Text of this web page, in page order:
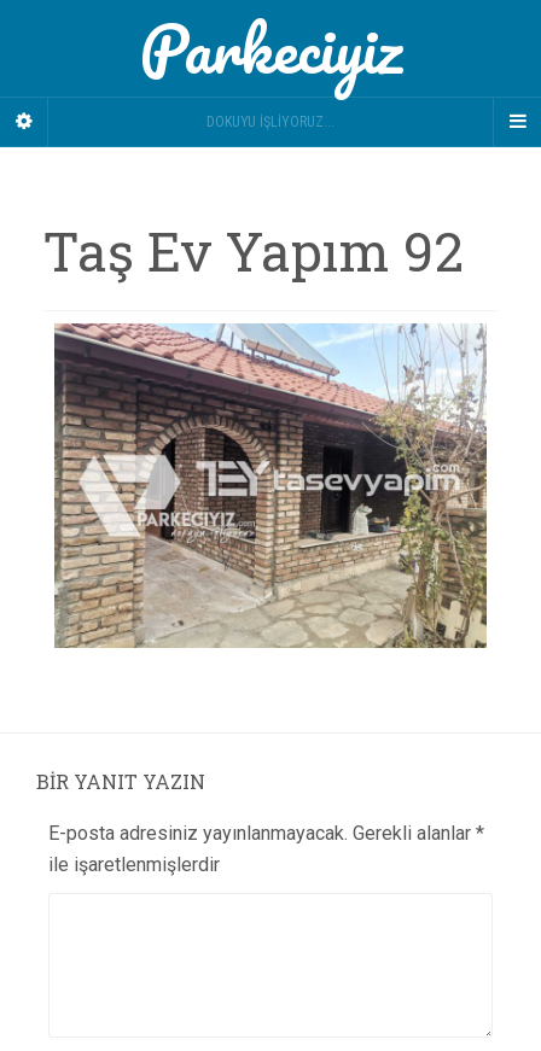
Parkeciyiz
DOKUYU İŞLIYORUZ...
Taş Ev Yapım 92
BIR YANIT YAZIN
E-posta adresiniz yayınlanmayacak. Gerekli alanlar *
ile işaretlenmişlerdir